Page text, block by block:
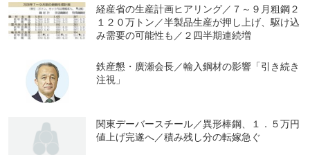
経産省の生産計画ヒアリング／７～９月粗鋼２
１２０万トン／半製品生産が押し上げ、駆け込
み需要の可能性も／２四半期連続増
鉄産懇・廣瀬会長／輸入鋼材の影響「引き続き
注視」
関東デーバースチール／異形棒鋼、１．５万円
値上げ完遂へ／積み残し分の転嫁急ぐ